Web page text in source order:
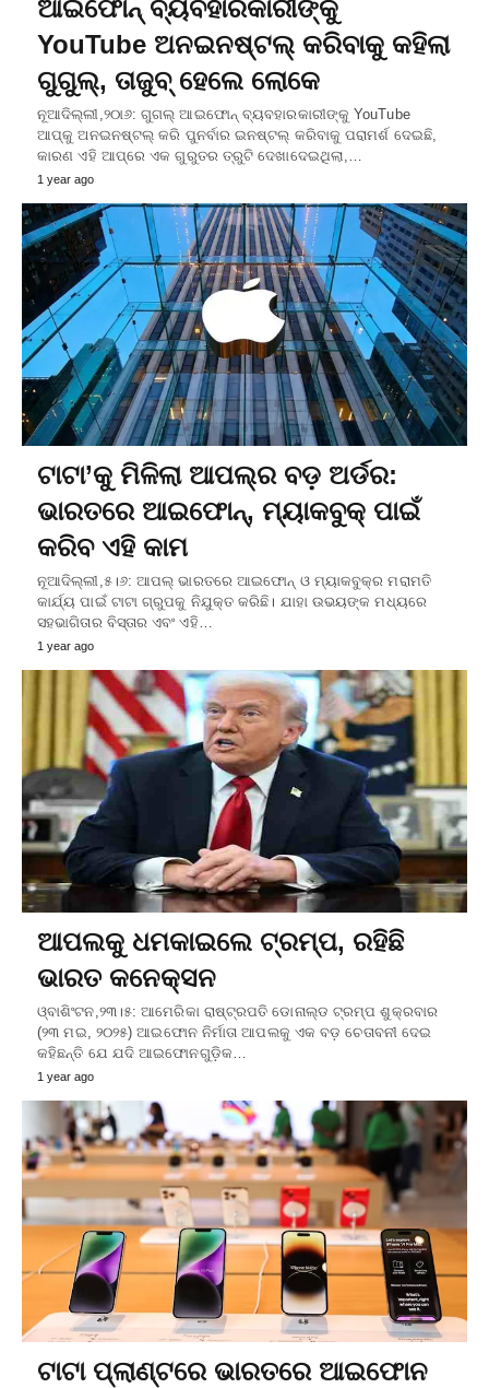
ଆଇଫୋନ୍ ବ୍ୟବହାରକାରୀଙ୍କୁ
YouTube ଅନଇନଷ୍ଟଲ୍ କରିବାକୁ କହିଲା
ଗୁଗୁଲ୍, ତାଜୁବ୍ ହେଲେ ଲୋକେ
ନୂଆଦିଲ୍ଲୀ,୨୦ା୬: ଗୁଗଲ୍‌ ଆଇଫୋନ୍‌ ବ୍ୟବହାରକାରୀଙ୍କୁ YouTube
ଆପ୍‌କୁ ଅନଇନଷ୍ଟଲ୍‌ କରି ପୁନର୍ବାର ଇନଷ୍ଟଲ୍‌ କରିବାକୁ ପରାମର୍ଶ ଦେଇଛି,
କାରଣ ଏହି ଆପ୍‌ରେ ଏକ ଗୁରୁତର ତ୍ରୁଟି ଦେଖାଦେଇଥିଲା,…
1 year ago
ଟାଟା’କୁ ମିଳିଲା ଆପଲ୍‌ର ବଡ଼ ଅର୍ଡର:
ଭାରତରେ ଆଇଫୋନ୍, ମ୍ୟାକବୁକ୍ ପାଇଁ
କରିବ ଏହି କାମ
ନୂଆଦିଲ୍ଲୀ,୫।୬: ଆପଲ୍‌ ଭାରତରେ ଆଇଫୋନ୍ ଓ ମ୍ୟାକବୁକ୍‌ର ମରାମତି
କାର୍ଯ୍ୟ ପାଇଁ ଟାଟା ଗ୍ରୁପକୁ ନିଯୁକ୍ତ କରିଛି। ଯାହା ଉଭୟଙ୍କ ମଧ୍ୟରେ
ସହଭାଗିତାର ବିସ୍ତାର ଏବଂ ଏହି…
1 year ago
ଆପଲକୁ ଧମକାଇଲେ ଟ୍ରମ୍ପ, ରହିଛି
ଭାରତ କନେକ୍ସନ
ଓ୍ବାଶିଂଟନ,୨୩।୫: ଆମେରିକା ରାଷ୍ଟ୍ରପତି ଡୋନାଲ୍ଡ ଟ୍ରମ୍ପ ଶୁକ୍ରବାର
(୨୩ ମଇ, ୨୦୨୫) ଆଇଫୋନ ନିର୍ମାତା ଆପଲକୁ ଏକ ବଡ଼ ଚେତାବନୀ ଦେଇ
କହିଛନ୍ତି ଯେ ଯଦି ଆଇଫୋନଗୁଡ଼ିକ…
1 year ago
ଟାଟା ପ୍ଲାଣ୍ଟରେ ଭାରତରେ ଆଇଫୋନ